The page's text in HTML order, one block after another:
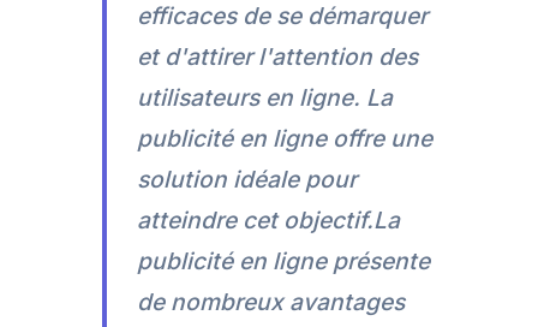
efficaces de se démarquer
et d'attirer l'attention des
utilisateurs en ligne. La
publicité en ligne offre une
solution idéale pour
atteindre cet objectif.La
publicité en ligne présente
de nombreux avantages